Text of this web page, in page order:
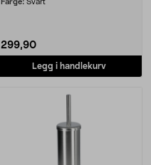
Farge: Svart
299,90
Legg i handlekurv